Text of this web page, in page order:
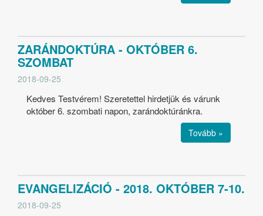
ZARÁNDOKTÚRA - OKTÓBER 6.
SZOMBAT
2018-09-25
Kedves Testvérem! Szeretettel hirdetjük és várunk
október 6. szombati napon, zarándoktúránkra.
Tovább »
EVANGELIZÁCIÓ - 2018. OKTÓBER 7-10.
2018-09-25